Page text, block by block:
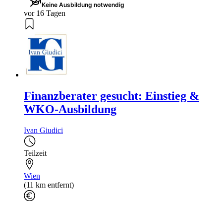
Keine Ausbildung notwendig
vor 16 Tagen
Finanzberater gesucht: Einstieg &
WKO-Ausbildung
Ivan Giudici
Teilzeit
Wien
(11 km entfernt)